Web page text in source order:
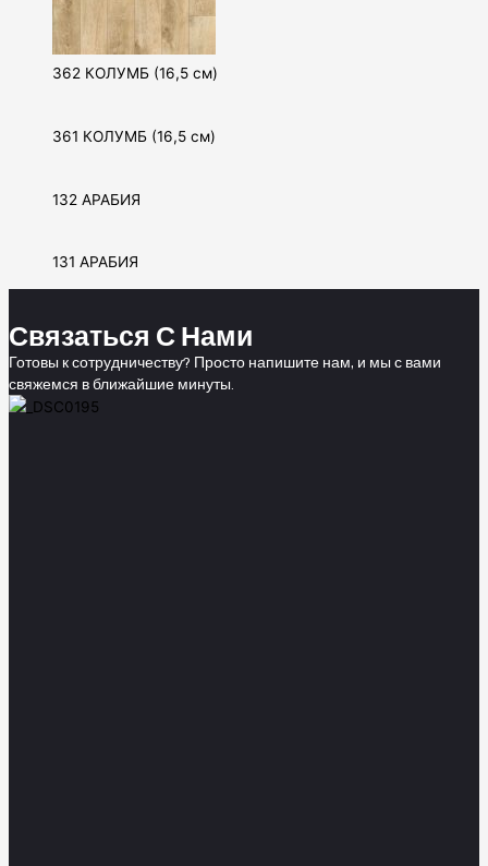
362 КОЛУМБ (16,5 см)
361 КОЛУМБ (16,5 см)
132 АРАБИЯ
131 АРАБИЯ
Связаться С Нами
Готовы к сотрудничеству? Просто напишите нам, и мы с вами
свяжемся в ближайшие минуты.